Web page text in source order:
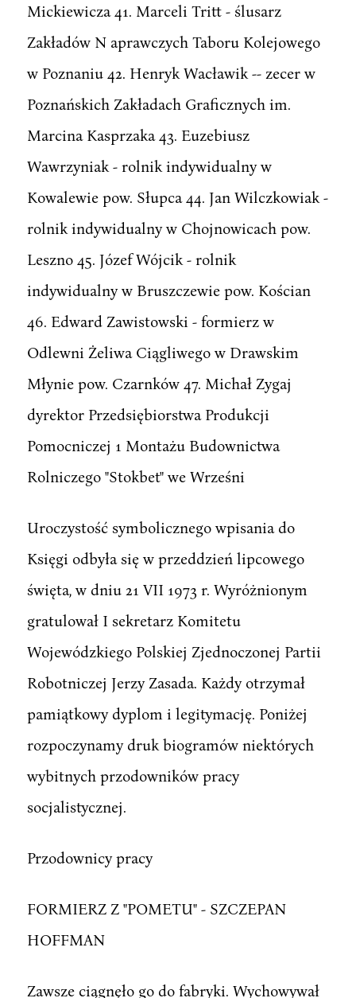
Mickiewicza 41. Marceli Tritt - ślusarz
Zakładów N aprawczych Taboru Kolejowego
w Poznaniu 42. Henryk Wacławik -- zecer w
Poznańskich Zakładach Graficznych im.
Marcina Kasprzaka 43. Euzebiusz
Wawrzyniak - rolnik indywidualny w
Kowalewie pow. Słupca 44. Jan Wilczkowiak -
rolnik indywidualny w Chojnowicach pow.
Leszno 45. Józef Wójcik - rolnik
indywidualny w Bruszczewie pow. Kościan
46. Edward Zawistowski - formierz w
Odlewni Żeliwa Ciągliwego w Drawskim
Młynie pow. Czarnków 47. Michał Zygaj
dyrektor Przedsiębiorstwa Produkcji
Pomocniczej 1 Montażu Budownictwa
Rolniczego "Stokbet" we Wrześni
Uroczystość symbolicznego wpisania do
Księgi odbyła się w przeddzień lipcowego
święta, w dniu 21 VII 1973 r. Wyróżnionym
gratulował I sekretarz Komitetu
Wojewódzkiego Polskiej Zjednoczonej Partii
Robotniczej Jerzy Zasada. Każdy otrzymał
pamiątkowy dyplom i legitymację. Poniżej
rozpoczynamy druk biogramów niektórych
wybitnych przodowników pracy
socjalistycznej.
Przodownicy pracy
FORMIERZ Z "POMETU" - SZCZEPAN
HOFFMAN
Zawsze ciągnęło go do fabryki. Wychowywał